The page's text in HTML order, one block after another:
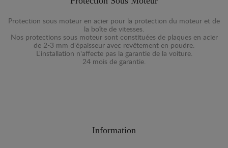
Protection sous moteur en acier pour la protection du moteur et de
la boîte de vitesses.
Nos protections sous moteur sont constituées de plaques en acier
de 2-3 mm d'épaisseur avec revêtement en poudre.
L'installation n'affecte pas la garantie de la voiture.
24 mois de garantie.
Information